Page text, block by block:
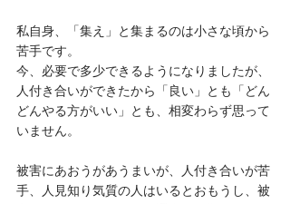
私自身、「集え」と集まるのは小さな頃から
苦手です。
今、必要で多少できるようになりましたが、
人付き合いができたから「良い」とも「どん
どんやる方がいい」とも、相変わらず思って
いません。
被害にあおうがあうまいが、人付き合いが苦
手、人見知り気質の人はいるとおもうし、被